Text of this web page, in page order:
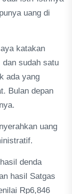
uang di
katakan
sudah satu
ada yang
Bulan depan
uang
denda
hasil Satgas
Rp6,846